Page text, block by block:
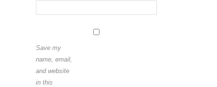
Save my
name, email,
and website
in this